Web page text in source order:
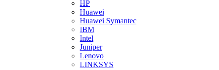
HP
Huawei
Huawei Symantec
IBM
Intel
Juniper
Lenovo
LINKSYS